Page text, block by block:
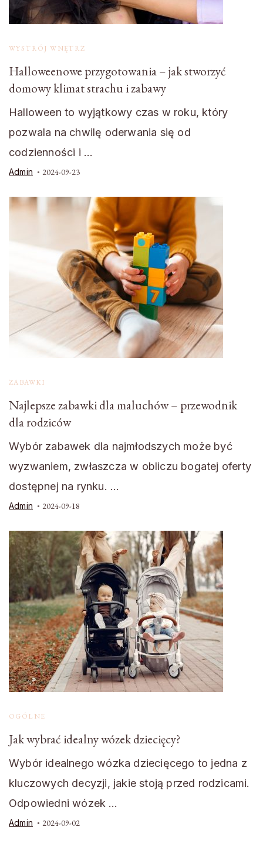
WYSTRÓJ WNĘTRZ
Halloweenowe przygotowania – jak stworzyć
domowy klimat strachu i zabawy
Halloween to wyjątkowy czas w roku, który
pozwala na chwilę oderwania się od
codzienności i …
Admin 2024-09-23
ZABAWKI
Najlepsze zabawki dla maluchów – przewodnik
dla rodziców
Wybór zabawek dla najmłodszych może być
wyzwaniem, zwłaszcza w obliczu bogatej oferty
dostępnej na rynku. …
Admin 2024-09-18
OGÓLNE
Jak wybrać idealny wózek dziecięcy?
Wybór idealnego wózka dziecięcego to jedna z
kluczowych decyzji, jakie stoją przed rodzicami.
Odpowiedni wózek …
Admin 2024-09-02